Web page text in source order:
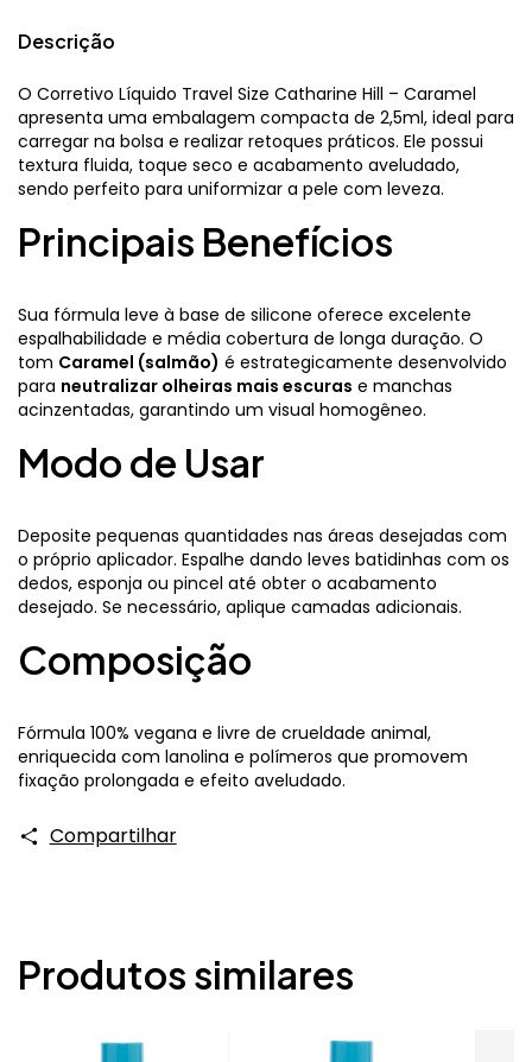
Descrição
O Corretivo Líquido Travel Size Catharine Hill – Caramel
apresenta uma embalagem compacta de 2,5ml, ideal para
carregar na bolsa e realizar retoques práticos. Ele possui
textura fluida, toque seco e acabamento aveludado,
sendo perfeito para uniformizar a pele com leveza.
Principais Benefícios
Sua fórmula leve à base de silicone oferece excelente
espalhabilidade e média cobertura de longa duração. O
tom Caramel (salmão) é estrategicamente desenvolvido
para neutralizar olheiras mais escuras e manchas
acinzentadas, garantindo um visual homogêneo.
Modo de Usar
Deposite pequenas quantidades nas áreas desejadas com
o próprio aplicador. Espalhe dando leves batidinhas com os
dedos, esponja ou pincel até obter o acabamento
desejado. Se necessário, aplique camadas adicionais.
Composição
Fórmula 100% vegana e livre de crueldade animal,
enriquecida com lanolina e polímeros que promovem
fixação prolongada e efeito aveludado.
Compartilhar
Produtos similares